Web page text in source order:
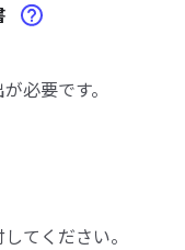
必要です。
てください。